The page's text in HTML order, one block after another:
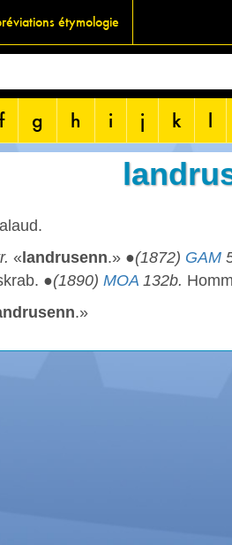
étymologie
f g h i j k l
« landrusenn.» ●(1872) GAM
●(1890) MOA 132b.
.»